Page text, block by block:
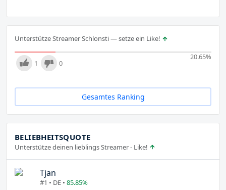
Unterstütze Streamer Schlonsti — setze ein Like!
20.65%
1 0
Gesamtes Ranking
BELIEBHEITSQUOTE
Unterstütze deinen lieblings Streamer - Like!
Tjan
#1 • DE • 85.85%